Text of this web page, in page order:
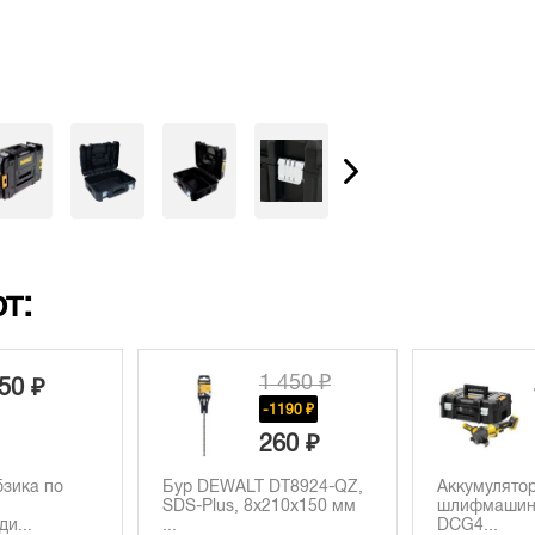
1 450 ₽
DT8924-QZ,
8x210х150 мм
41 430 ₽
Аккумуляторная угловая
шлифмашина DEWALT
Li-Ion...